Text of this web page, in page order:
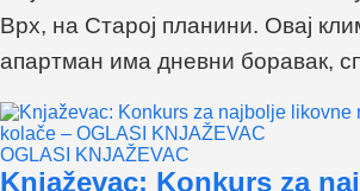
Врх, на Старој планини. Овај
апартман има дневни боравак,
OGLASI KNJAŽEVAC
Knjaževac: Konkurs za